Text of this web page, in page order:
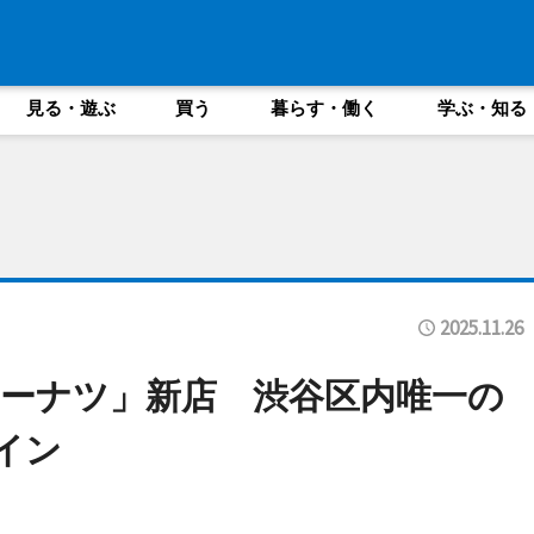
見る・遊ぶ 買う 暮らす・働く 学ぶ・知る
2025.11.26
ナツ」新店 渋谷区内唯一の
ン